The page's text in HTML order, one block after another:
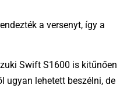
a versenyt, így a
Swift S1600 is kitűnően
ugyan lehetett beszélni, de